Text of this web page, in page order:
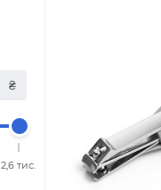
₴
2,6 тис.